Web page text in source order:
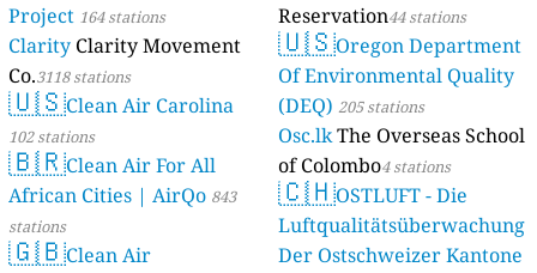
Project 164 stations
Clarity Clarity Movement
Co.3118 stations
🇺🇸Clean Air Carolina
102 stations
🇧🇷Clean Air For All
African Cities | AirQo 843
stations
🇬🇧Clean Air
Reservation44 stations
🇺🇸Oregon Department
Of Environmental Quality
(DEQ) 205 stations
Osc.lkThe Overseas School
of Colombo4 stations
🇨🇭OSTLUFT - Die
Luftqualitätsüberwachung
Der Ostschweizer Kantone